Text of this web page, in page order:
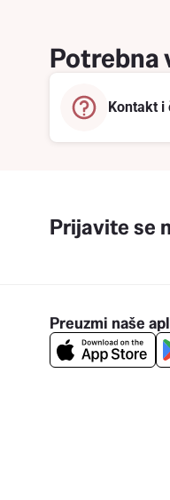
Potrebna
Kontakt i
Prijavite se
Preuzmi naše